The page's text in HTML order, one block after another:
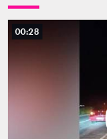
00:28